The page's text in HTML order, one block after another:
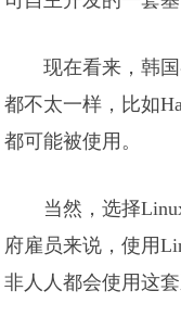
现在看来，韩
都不太一样，比如
都可能被使用。
当然，选择
府雇员来说，使用
非人人都会使用这套